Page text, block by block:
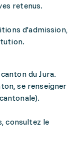
retenus.
d'admission,
du Jura.
se renseigner
consultez le